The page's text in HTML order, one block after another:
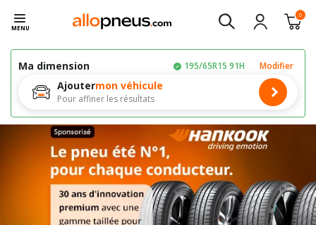
MENU
0
Ma dimension 195/65R15 91H Modifier
Ajoutermon véhicule
Pour affiner les résultats